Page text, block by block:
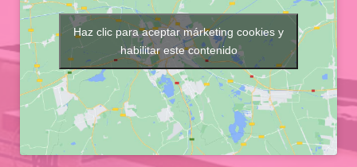
Haz clic para aceptar márketing cookies y
habilitar este contenido